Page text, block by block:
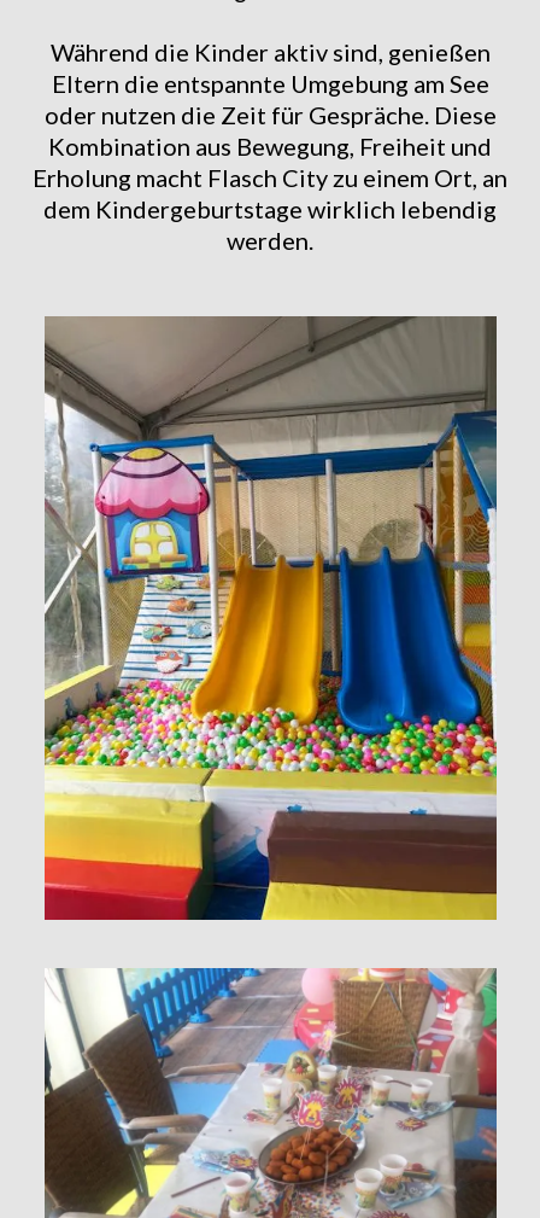
Während die Kinder aktiv sind, genießen
Eltern die entspannte Umgebung am See
oder nutzen die Zeit für Gespräche. Diese
Kombination aus Bewegung, Freiheit und
Erholung macht Flasch City zu einem Ort, an
dem Kindergeburtstage wirklich lebendig
werden.